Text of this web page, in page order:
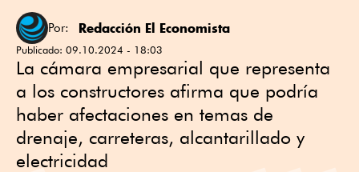
Por: Redacción El Economista
Publicado: 09.10.2024 - 18:03
La cámara empresarial que representa
a los constructores afirma que podría
haber afectaciones en temas de
drenaje, carreteras, alcantarillado y
electricidad